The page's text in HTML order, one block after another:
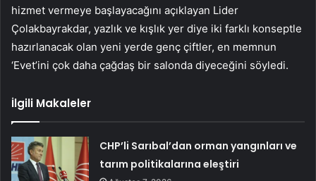
hizmet vermeye başlayacağını açıklayan Lider
Çolakbayrakdar, yazlık ve kışlık yer diye iki farklı konseptle
hazırlanacak olan yeni yerde genç çiftler, en memnun
‘Evet’ini çok daha çağdaş bir salonda diyeceğini söyledi.
İlgili Makaleler
CHP’li Sarıbal’dan orman yangınları ve
tarım politikalarına eleştiri